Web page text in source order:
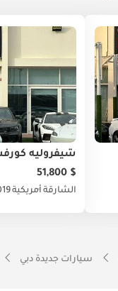
شيفروليه
$ 51,800
الشارقة أمريكية
سيارات جديدة دبي